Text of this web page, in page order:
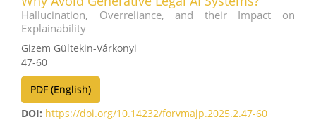
Hallucination, Overreliance, and their Impact on
Explainability
Gizem Gültekin-Várkonyi
47-60
PDF (English)
DOI: https://doi.org/10.14232/forvmajp.2025.2.47-60